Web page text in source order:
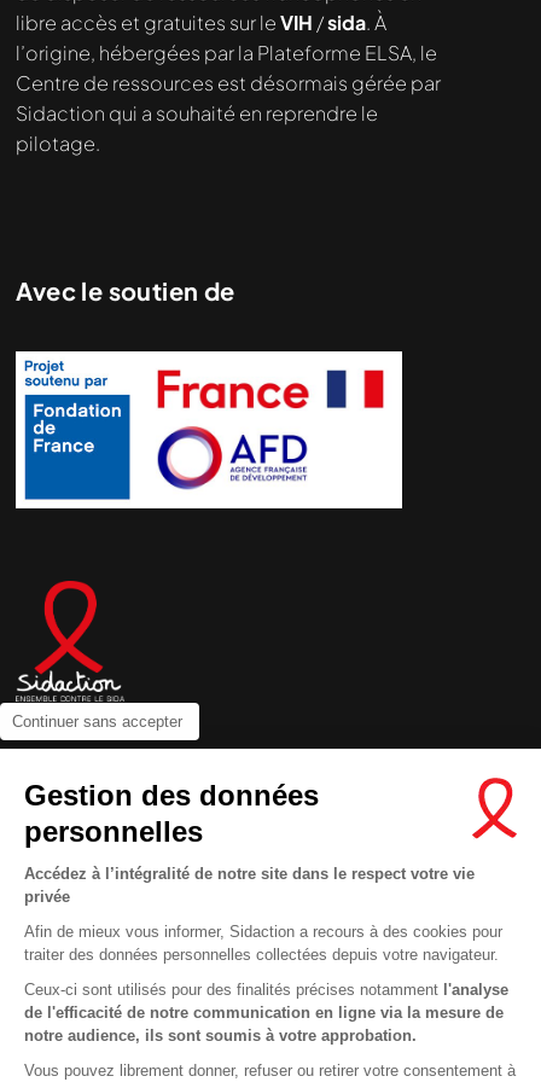
Continuer sans accepter
Gestion des données
personnelles
Accédez à l’intégralité de notre site dans le respect votre vie
privée
Afin de mieux vous informer, Sidaction a recours à des cookies pour
traiter des données personnelles collectées depuis votre navigateur.
Ceux-ci sont utilisés pour des finalités précises notamment l'analyse
de l'efficacité de notre communication en ligne via la mesure de
notre audience, ils sont soumis à votre approbation.
Vous pouvez librement donner, refuser ou retirer votre consentement à
libre accès et gratuites sur leVIH /sida. À
l’origine, hébergées par la Plateforme ELSA, le
Centre de ressources est désormais gérée par
Sidaction qui a souhaité en reprendre le
pilotage.
Avec le soutien de
Newsletter
Nous suivre sur les réseaux :
MENTIONS LÉGALES
CONDITIONS D’UTILISATION ET PROTECTION DES DONNÉES
COOKIES